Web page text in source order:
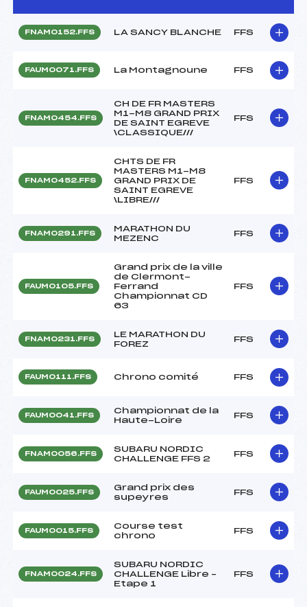
FNAM0152.FFS LA SANCY BLANCHE FFS
FAUM0071.FFS La Montagnoune FFS
FNAM0454.FFS
CH DE FR MASTERS
M1-M8 GRAND PRIX
DE SAINT EGREVE
\CLASSIQUE///
FFS
FNAM0452.FFS
CHTS DE FR
MASTERS M1-M8
GRAND PRIX DE
SAINT EGREVE
\LIBRE///
FFS
FNAM0291.FFS
MARATHON DU
MEZENC
FFS
FAUM0105.FFS
Grand prix de la ville
de Clermont-
Ferrand
Championnat CD
63
FFS
FNAM0231.FFS
LE MARATHON DU
FOREZ
FFS
FAUM0111.FFS Chrono comité FFS
FAUM0041.FFS
Championnat de la
Haute-Loire
FFS
FNAM0056.FFS
SUBARU NORDIC
CHALLENGE FFS 2
FFS
FAUM0025.FFS
Grand prix des
supeyres
FFS
FAUM0015.FFS
Course test
chrono
FFS
FNAM0024.FFS
SUBARU NORDIC
CHALLENGE Libre –
Etape 1
FFS